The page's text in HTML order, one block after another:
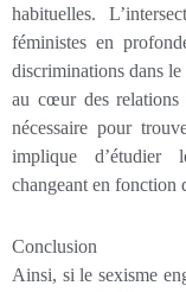
habituelles.
féministes en
discriminations dans
au cœur des relations
nécessaire pour
implique d’étudier
changeant en fonction
Conclusion
Ainsi, si le sexisme